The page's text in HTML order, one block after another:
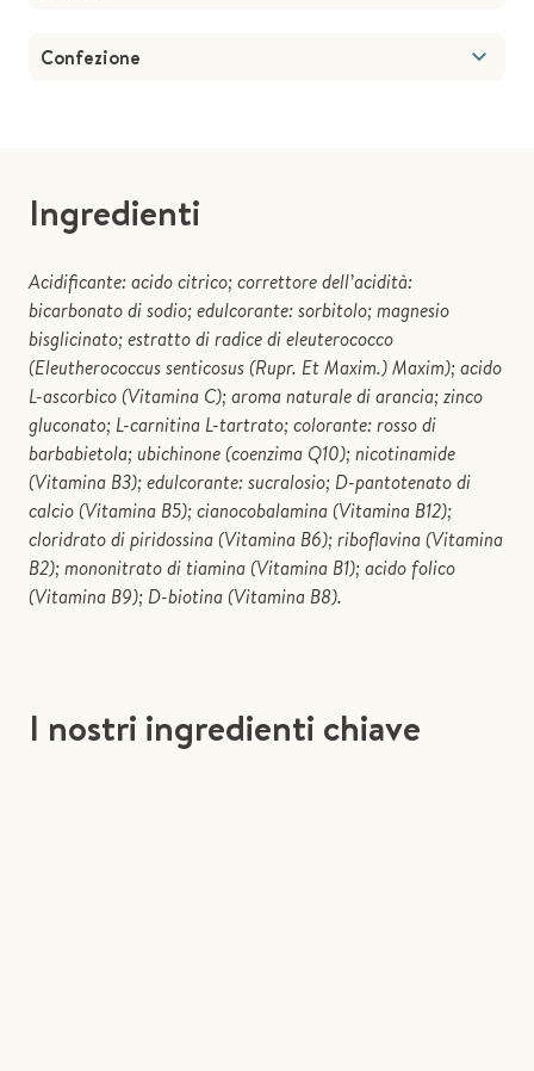
Confezione
Ingredienti
Acidificante: acido citrico; correttore dell’acidità:
bicarbonato di sodio; edulcorante: sorbitolo; magnesio
bisglicinato; estratto di radice di eleuterococco
(Eleutherococcus senticosus (Rupr. Et Maxim.) Maxim); acido
L-ascorbico (Vitamina C); aroma naturale di arancia; zinco
gluconato; L-carnitina L-tartrato; colorante: rosso di
barbabietola; ubichinone (coenzima Q10); nicotinamide
(Vitamina B3); edulcorante: sucralosio; D-pantotenato di
calcio (Vitamina B5); cianocobalamina (Vitamina B12);
cloridrato di piridossina (Vitamina B6); riboflavina (Vitamina
B2); mononitrato di tiamina (Vitamina B1); acido folico
(Vitamina B9); D-biotina (Vitamina B8).
I nostri ingredienti chiave